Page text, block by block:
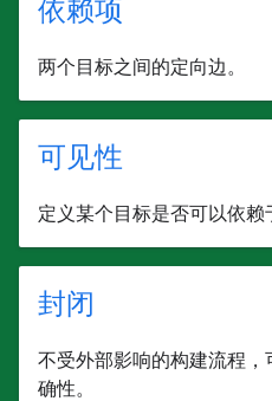
依赖项
两个目标之间的定向边。
可见性
定义某个目标是否可以依赖
封闭
不受外部影响的构建流程
确性。